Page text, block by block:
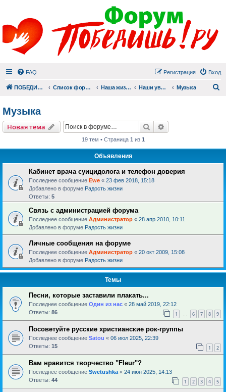
FAQ Вход
Регистрация
ПОБЕДИШЬ.РУ Список форумов Наша жизнь (не всё же о суициде!) Наши увлечения Музыка
Музыка
Новая тема Поиск
19 тем • Страница 1 из 1
Объявления
Кабинет врача суицидолога и телефон доверия
Последнее сообщение Ewe « 23 фев 2018, 15:18
Добавлено в форуме Радость жизни
Ответы: 5
Связь с администрацией форума
Последнее сообщение Администратор « 28 апр 2010, 10:11
Добавлено в форуме Радость жизни
Личные сообщения на форуме
Последнее сообщение Администратор « 20 окт 2009, 15:08
Добавлено в форуме Радость жизни
Темы
Песни, которые заставили плакать...
Последнее сообщение Один из нас « 28 май 2019, 22:12
Ответы: 86 1 6 7 8 9
Посоветуйте русские христианские рок-группы
Последнее сообщение Satou « 06 июл 2025, 22:39
Ответы: 15 1 2
Вам нравится творчество "Fleur"?
Последнее сообщение Swetushka « 24 июн 2025, 14:13
Ответы: 44 1 2 3 4 5